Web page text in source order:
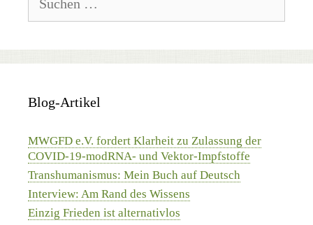
nach:
Blog-Artikel
MWGFD e.V. fordert Klarheit zu Zulassung der
COVID-19-modRNA- und Vektor-Impfstoffe
Transhumanismus: Mein Buch auf Deutsch
Interview: Am Rand des Wissens
Einzig Frieden ist alternativlos